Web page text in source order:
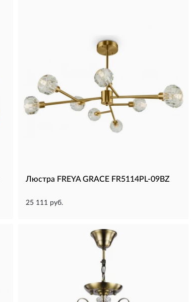
Люстра FREYA GRACE FR5114PL-09BZ
25 111 руб.